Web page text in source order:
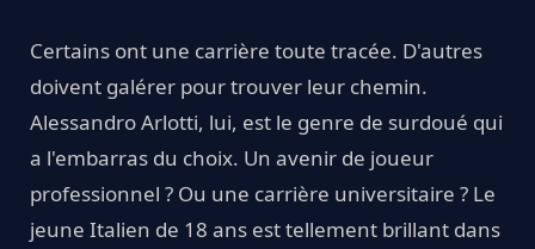
Certains ont une carrière toute tracée. D'autres
doivent galérer pour trouver leur chemin.
Alessandro Arlotti, lui, est le genre de surdoué qui
a l'embarras du choix. Un avenir de joueur
professionnel ? Ou une carrière universitaire ? Le
jeune Italien de 18 ans est tellement brillant dans